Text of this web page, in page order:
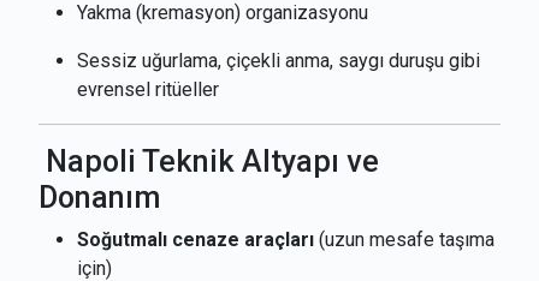
Yakma (kremasyon) organizasyonu
Sessiz uğurlama, çiçekli anma, saygı duruşu gibi
evrensel ritüeller
Napoli Teknik Altyapı ve
Donanım
Soğutmalı cenaze araçları (uzun mesafe taşıma
için)